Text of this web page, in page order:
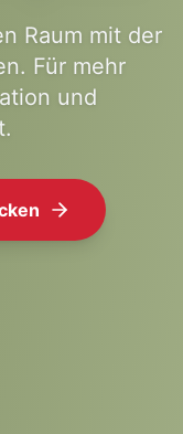
Raum mit der
Für mehr
und